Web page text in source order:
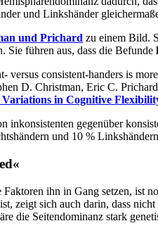
und Linkshänder
und Prichard zu einem Bild.
Sie führen aus, dass die Befunde
consistent-handers is
D. Christman, Eric C.
Variations in Cognitive
gegenüber
und 10 %
ihn in Gang setzen, ist
zeigt sich auch darin, dass
die Seitendominanz stark